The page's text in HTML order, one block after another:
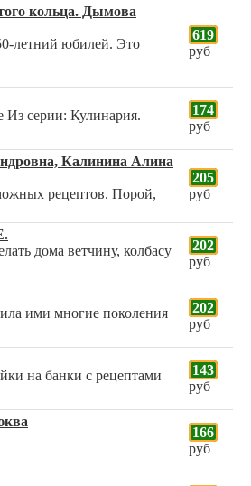
кольца. Дымова
летний юбилей. Это
619
руб
Из серии: Кулинария.
174
руб
Калинина Алина
рецептов. Порой,
205
руб
дома ветчину, колбасу
202
руб
ими многие поколения
202
руб
на банки с рецептами
143
руб
166
руб